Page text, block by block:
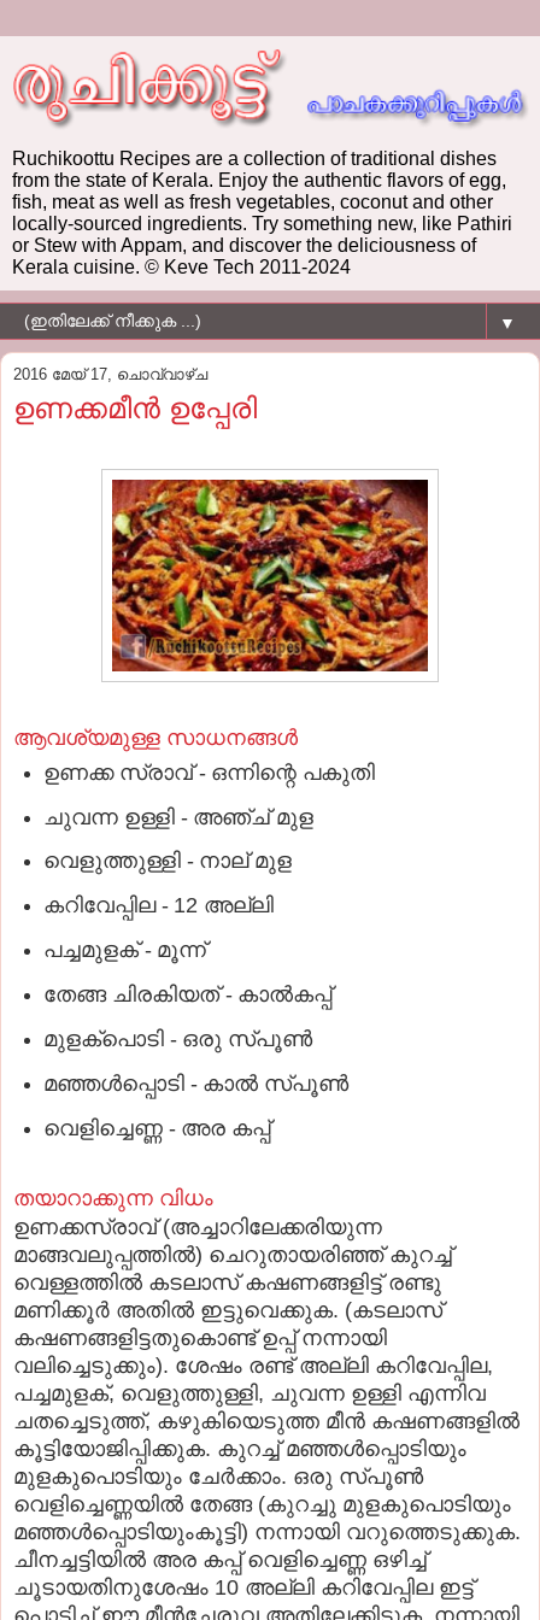
Ruchikoottu Recipes are a collection of traditional dishes
from the state of Kerala. Enjoy the authentic flavors of egg,
fish, meat as well as fresh vegetables, coconut and other
locally-sourced ingredients. Try something new, like Pathiri
or Stew with Appam, and discover the deliciousness of
Kerala cuisine. © Keve Tech 2011-2024
▼
2016 മേയ് 17, ചൊവ്വാഴ്ച
ഉണക്കമീന്‍ ഉപ്പേരി
ആവശ്യമുള്ള സാധനങ്ങള്‍
ഉണക്ക സ്രാവ് - ഒന്നിന്റെ പകുതി
ചുവന്ന ഉള്ളി- അഞ്ച് മുള
വെളുത്തുള്ളി - നാല് മുള
കറിവേപ്പില- 12 അല്ലി
പച്ചമുളക്- മൂന്ന്
തേങ്ങ ചിരകിയത്- കാല്‍കപ്പ്
മുളക്‌പൊടി- ഒരു സ്​പൂണ്‍
മഞ്ഞള്‍പ്പൊടി- കാല്‍ സ്​പൂണ്‍
വെളിച്ചെണ്ണ- അര കപ്പ്
തയാറാക്കുന്ന വിധം
ഉണക്കസ്രാവ് (അച്ചാറിലേക്കരിയുന്ന
മാങ്ങവലുപ്പത്തില്‍) ചെറുതായരിഞ്ഞ് കുറച്ച്
വെള്ളത്തില്‍ കടലാസ് കഷണങ്ങളിട്ട് രണ്ടു
മണിക്കൂര്‍ അതില്‍ ഇട്ടുവെക്കുക. (കടലാസ്
കഷണങ്ങളിട്ടതുകൊണ്ട് ഉപ്പ് നന്നായി
വലിച്ചെടുക്കും). ശേഷം രണ്ട് അല്ലി കറിവേപ്പില,
പച്ചമുളക്, വെളുത്തുള്ളി, ചുവന്ന ഉള്ളി എന്നിവ
ചതച്ചെടുത്ത്, കഴുകിയെടുത്ത മീന്‍ കഷണങ്ങളില്‍
കൂട്ടിയോജിപ്പിക്കുക. കുറച്ച് മഞ്ഞള്‍പ്പൊടിയും
മുളകുപൊടിയും ചേര്‍ക്കാം. ഒരു സ്​പൂണ്‍
വെളിച്ചെണ്ണയില്‍ തേങ്ങ (കുറച്ചു മുളകുപൊടിയും
മഞ്ഞള്‍പ്പൊടിയുംകൂട്ടി) നന്നായി വറുത്തെടുക്കുക.
ചീനച്ചട്ടിയില്‍ അര കപ്പ് വെളിച്ചെണ്ണ ഒഴിച്ച്
ചൂടായതിനുശേഷം 10 അല്ലി കറിവേപ്പില ഇട്ട്